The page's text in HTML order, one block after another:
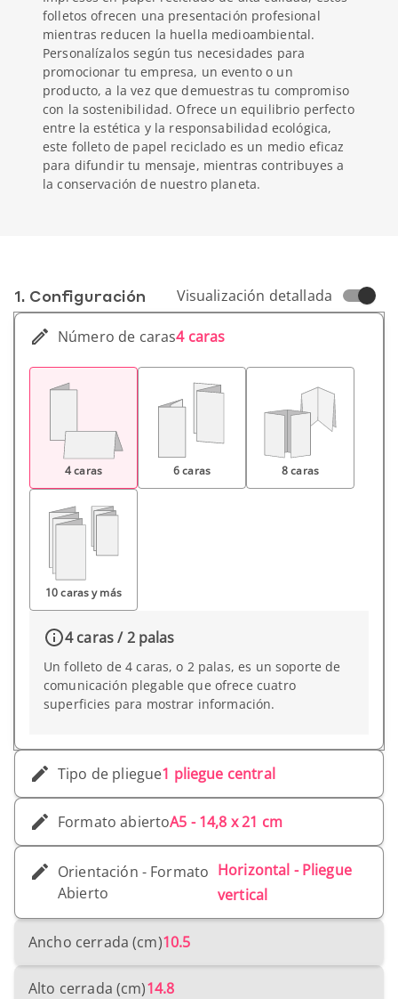
folletos ofrecen una presentación profesional
mientras reducen la huella medioambiental.
Personalízalos según tus necesidades para
promocionar tu empresa, un evento o un
producto, a la vez que demuestras tu compromiso
con la sostenibilidad. Ofrece un equilibrio perfecto
entre la estética y la responsabilidad ecológica,
este folleto de papel reciclado es un medio eficaz
para difundir tu mensaje, mientras contribuyes a
la conservación de nuestro planeta.
1. Conf­iguración Visualización detallada
Número de caras4 caras
4 caras 6 caras 8 caras
10 caras y más
4 caras / 2 palas
Un folleto de 4 caras, o 2 palas, es un soporte de
comunicación plegable que ofrece cuatro
superficies para mostrar información.
Tipo de pliegue1 pliegue central
Formato abiertoA5 - 14,8 x 21 cm
Orientación - Formato
Abierto
Horizontal - Pliegue
vertical
Ancho cerrada (cm)10.5
Alto cerrada (cm)14.8